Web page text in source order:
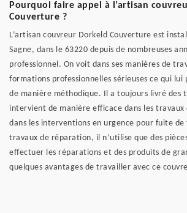
Pourquoi faire appel à l’artisan
Couverture ?
L’artisan couvreur Dorkeld Couverture est
Sagne, dans le 63220 depuis de nombreuses
professionnel. On voit dans ses manières de
formations professionnelles sérieuses ce qui
de manière méthodique. Il a toujours livré des
intervient de manière efficace dans les
dans les interventions en urgence pour fuite
travaux de réparation, il n’utilise que des
effectuer les réparations et des produits de
quelques avantages de travailler avec ce